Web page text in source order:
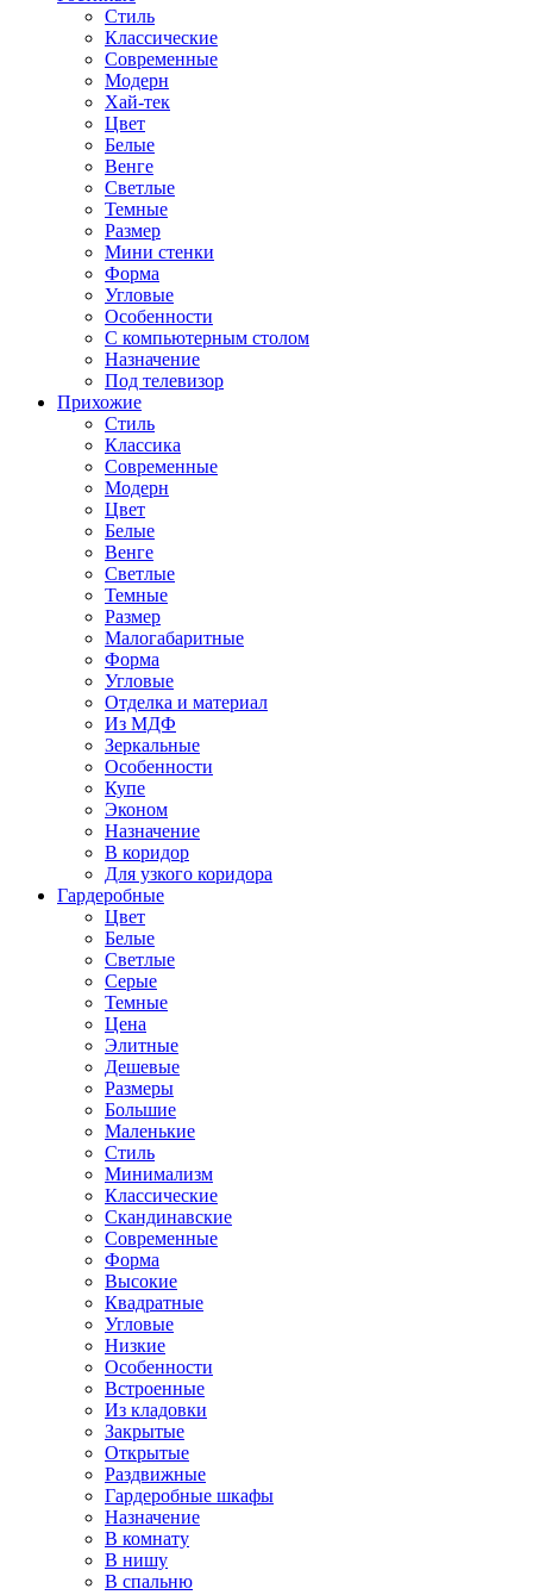
Стиль
Классические
Современные
Модерн
Хай-тек
Цвет
Белые
Венге
Светлые
Темные
Размер
Мини стенки
Форма
Угловые
Особенности
С компьютерным столом
Назначение
Под телевизор
Прихожие
Стиль
Классика
Современные
Модерн
Цвет
Белые
Венге
Светлые
Темные
Размер
Малогабаритные
Форма
Угловые
Отделка и материал
Из МДФ
Зеркальные
Особенности
Купе
Эконом
Назначение
В коридор
Для узкого коридора
Гардеробные
Цвет
Белые
Светлые
Серые
Темные
Цена
Элитные
Дешевые
Размеры
Большие
Маленькие
Стиль
Минимализм
Классические
Скандинавские
Современные
Форма
Высокие
Квадратные
Угловые
Низкие
Особенности
Встроенные
Из кладовки
Закрытые
Открытые
Раздвижные
Гардеробные шкафы
Назначение
В комнату
В нишу
В спальню